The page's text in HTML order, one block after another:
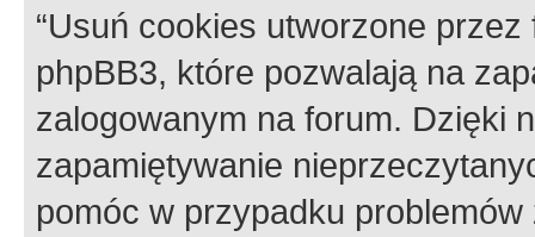
“Usuń cookies utworzone
phpBB3, które pozwalają na
zalogowanym na forum. Dzięki
zapamiętywanie
pomóc w przypadku